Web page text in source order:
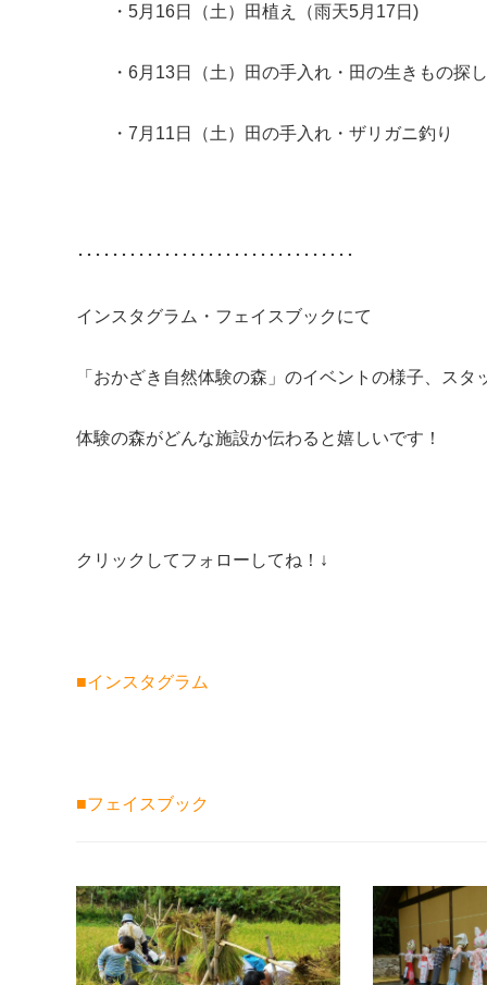
・5月16日（土）田植え（雨天5月17日)
・6月13日（土）田の手入れ・田の生きもの探
・7月11日（土）田の手入れ・ザリガニ釣り
････････････････････････････････
インスタグラム・フェイスブックにて
「おかざき自然体験の森」のイベントの様子、ス
体験の森がどんな施設か伝わると嬉しいです！
クリックしてフォローしてね！↓
■インスタグラム
■フェイスブック